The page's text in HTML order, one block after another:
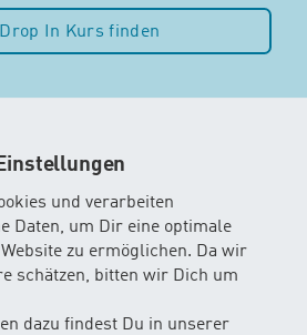
und verarbeiten
Daten, um Dir eine optimale
zu ermöglichen. Da wir
schätzen, bitten wir Dich um
dazu findest Du in unserer
In Kurs finden